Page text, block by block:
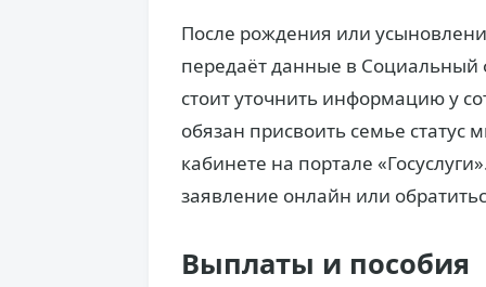
После рождения или
передаёт данные в Социальный
стоит уточнить информацию у
обязан присвоить семье статус
кабинете на портале
заявление онлайн или
Выплаты и пособия